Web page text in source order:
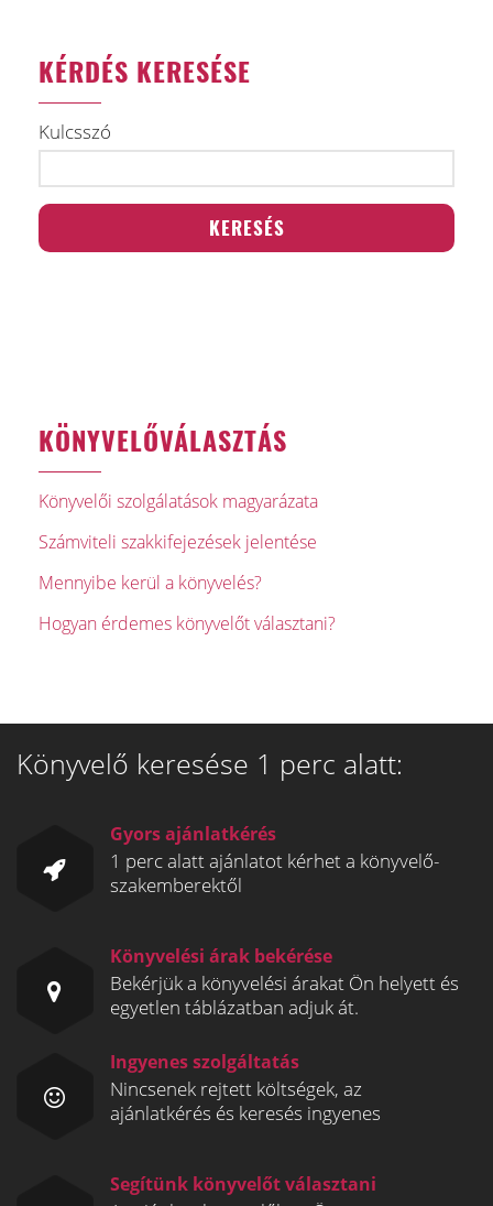
KÉRDÉS KERESÉSE
Kulcsszó
KÖNYVELŐVÁLASZTÁS
Könyvelői szolgálatások magyarázata
Számviteli szakkifejezések jelentése
Mennyibe kerül a könyvelés?
Hogyan érdemes könyvelőt választani?
Könyvelő keresése 1 perc alatt:
Gyors ajánlatkérés
1 perc alatt ajánlatot kérhet a könyvelő-
szakemberektől
Könyvelési árak bekérése
Bekérjük a könyvelési árakat Ön helyett és
egyetlen táblázatban adjuk át.
Ingyenes szolgáltatás
Nincsenek rejtett költségek, az
ajánlatkérés és keresés ingyenes
Segítünk könyvelőt választani